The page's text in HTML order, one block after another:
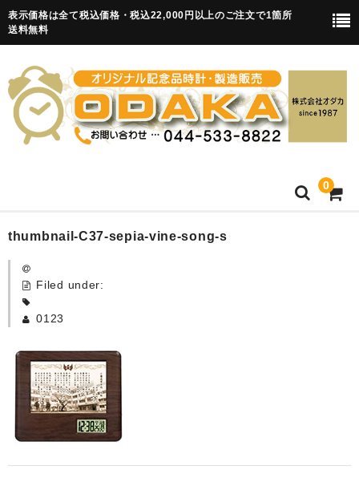
表示価格は全て税込価格・税込22,000円以上のご注文で1箇所
送料無料
0
HOME
卒園記念品
カード付フォトフレームクロック(集合)
目覚まし時計(集合＋個別)
メロディ時計(集合)
thumbnail-C37-sepia-vine-song-s
Filed under:
0123